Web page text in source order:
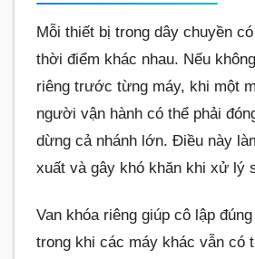
Mỗi thiết bị trong dây chuyền
thời điểm khác nhau. Nếu
riêng trước từng máy, khi một
người vận hành có thể phải
dừng cả nhánh lớn. Điều này
xuất và gây khó khăn khi xử lý
Van khóa riêng giúp cô lập
trong khi các máy khác vẫn có